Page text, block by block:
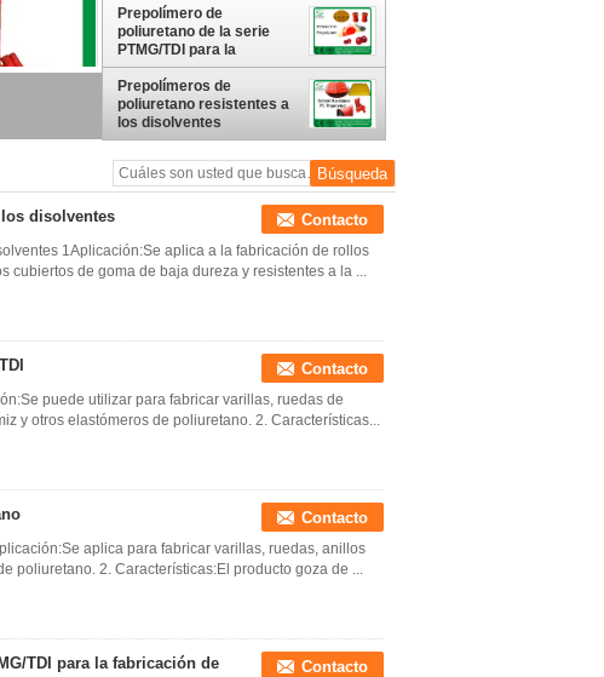
Prepolímero de
poliuretano de la serie
PTMG/TDI para la
fabricación de ruedas
Prepolímeros de
poliuretano resistentes a
los disolventes
disolventes Contacto
1Aplicación:Se aplica a la fabricación de rollos
cubiertos de goma de baja dureza y resistentes a la ...
Contacto
puede utilizar para fabricar varillas, ruedas de
y otros elastómeros de poliuretano. 2. Características...
Contacto
aplica para fabricar varillas, ruedas, anillos
poliuretano. 2. Características:El producto goza de ...
TDI para la fabricación de
Contacto